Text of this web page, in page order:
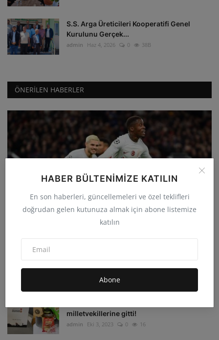
HABER BÜLTENIMIZE KATILIN
En son haberleri, güncellemeleri ve özel teklifleri
doğrudan gelen kutunuza almak için abone listemize
katılın
Abone
S.S. Arga Üreticileri Kooperatifi Genel
Kurulunu Gerçek...
admin Haz 4, 2026 0 38B
ÖNERILEN HABERLER
Galatasaray deplasmanda Manchester
United'ı 3-2 yenerek...
Eki 4, 2023
milletvekillerine gitti!
admin Eki 3, 2023 0 16